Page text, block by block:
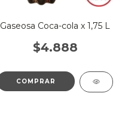
Gaseosa Coca-cola x 1,75 L
$4.888